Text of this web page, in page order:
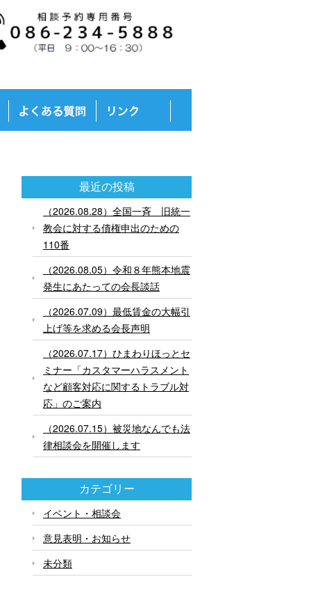
最近の投稿
（2026.08.28）全国一斉 旧統一
教会に対する債権申出のための
110番
（2026.08.05）令和８年熊本地震
発生にあたっての会長談話
（2026.07.09）最低賃金の大幅引
上げ等を求める会長声明
（2026.07.17）ひまわりほっとセ
ミナー「カスタマーハラスメント
など顧客対応に関するトラブル対
応」のご案内
（2026.07.15）被災地なんでも法
律相談会を開催します
カテゴリー
イベント・相談会
意見表明・お知らせ
未分類